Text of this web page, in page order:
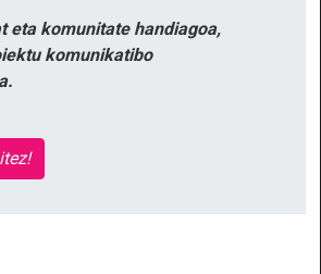
eta komunitate handiagoa,
komunikatibo